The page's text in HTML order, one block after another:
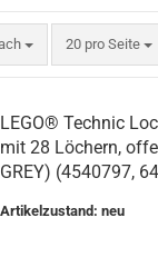
20 pro Seite
pro Seite
LEGO® Technic
mit 28 Löchern,
GREY) (4540797,
Artikelzustand: neu